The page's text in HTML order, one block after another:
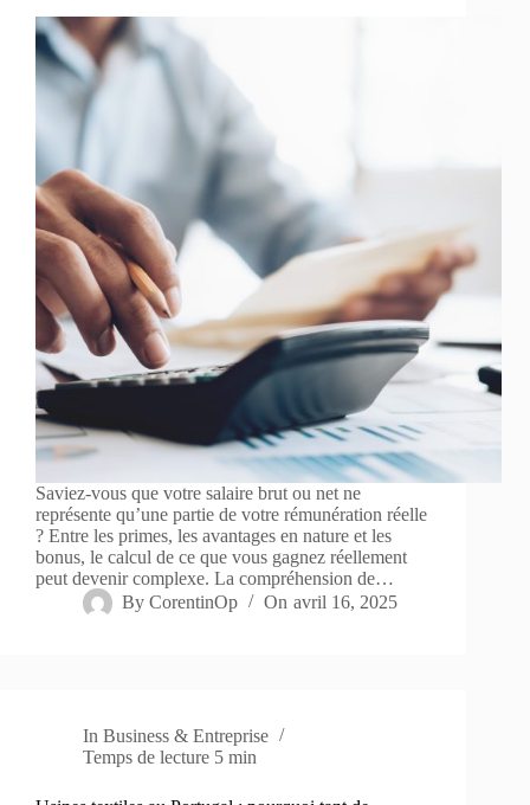
Saviez-vous que votre salaire brut ou net ne
représente qu’une partie de votre rémunération réelle
? Entre les primes, les avantages en nature et les
bonus, le calcul de ce que vous gagnez réellement
peut devenir complexe. La compréhension de…
By CorentinOp On avril 16, 2025
In Business & Entreprise
Temps de lecture 5 min